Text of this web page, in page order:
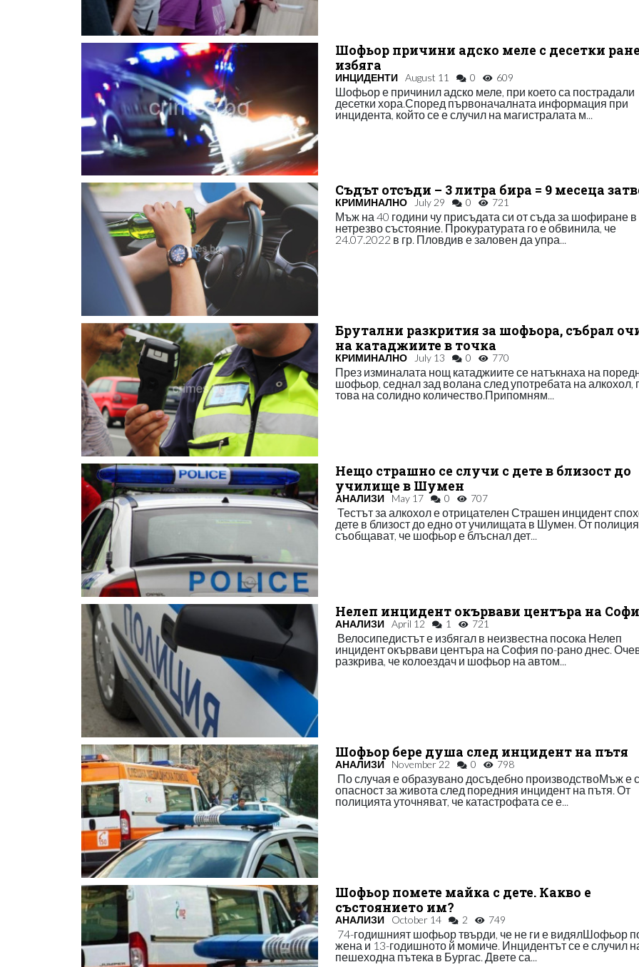
Шофьор причини адско меле с десетки
избяга
ИНЦИДЕНТИ August 11 0 609
Шофьор е причинил адско меле, при което са пострадали
десетки хора.Според първоначалната информация при
инцидента, който се е случил на магистралата м...
Съдът отсъди – 3 литра бира = 9 месеца
КРИМИНАЛНО July 29 0 721
Мъж на 40 години чу присъдата си от съда за шофиране в
нетрезво състояние. Прокуратурата го е обвинила, че
24.07.2022 в гр. Пловдив е заловен да упра...
Брутални разкрития за шофьора, събрал
на катаджиите в точка
КРИМИНАЛНО July 13 0 770
През изминалата нощ катаджиите се натъкнаха на
шофьор, седнал зад волана след употребата на алкохол,
това на солидно количество.Припомням...
Нещо страшно се случи с дете в близост до
училище в Шумен
АНАЛИЗИ May 17 0 707
Тестът за алкохол е отрицателен Страшен инцидент
дете в близост до едно от училищата в Шумен. От
съобщават, че шофьор е блъснал дет...
Нелеп инцидент окървави центъра на
АНАЛИЗИ April 12 1 721
Велосипедистът е избягал в неизвестна посока Нелеп
инцидент окървави центъра на София по-рано днес.
разкрива, че колоездач и шофьор на автом...
Шофьор бере душа след инцидент на пътя
АНАЛИЗИ November 22 0 798
По случая е образувано досъдебно производствоМъж е с
опасност за живота след поредния инцидент на пътя. От
полицията уточняват, че катастрофата се е...
Шофьор помете майка с дете. Какво е
състоянието им?
АНАЛИЗИ October 14 2 749
74-годишният шофьор твърди, че не ги е видялШофьор
жена и 13-годишното й момиче. Инцидентът се е случил
пешеходна пътека в Бургас. Двете са...